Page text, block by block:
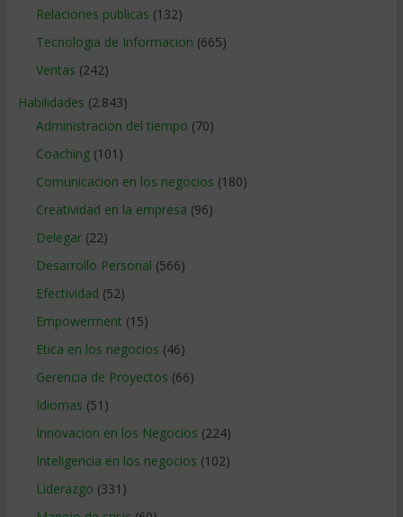
Relaciones publicas (132)
Tecnologia de Informacion (665)
Ventas (242)
Habilidades (2.843)
Administracion del tiempo (70)
Coaching(101)
Comunicacion en los negocios (180)
Creatividad en la empresa (96)
Delegar(22)
Desarrollo Personal (566)
Efectividad (52)
Empowerment (15)
Etica en los negocios (46)
Gerencia de Proyectos (66)
Idiomas (51)
Innovacion en los Negocios (224)
Inteligencia en los negocios (102)
Liderazgo (331)